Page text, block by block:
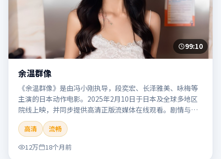
99:10
余温群像
《余温群像》是由冯小刚执导，段奕宏、长泽雅美、咏梅等
主演的日本动作电影。2025年2月10日于日本及全球多地区
院线上映，并同步提供高清正版流媒体在线观看。剧情与看
点：动作场面密集，节奏明快，适合喜欢热血追缉与爆破场
面的观众。本片适合检索「余温群像」「冯小刚」「动作」
「日本」「2025」「2025-02-10上映」等关键词的影迷阅读
简介与主创信息。
高清
流畅
12万
18个月前